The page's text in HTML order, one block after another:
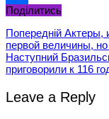
Share
Поділитись
Попередній Актеры,
первой величины,
Наступний
приговорили к 116
Leave a Reply